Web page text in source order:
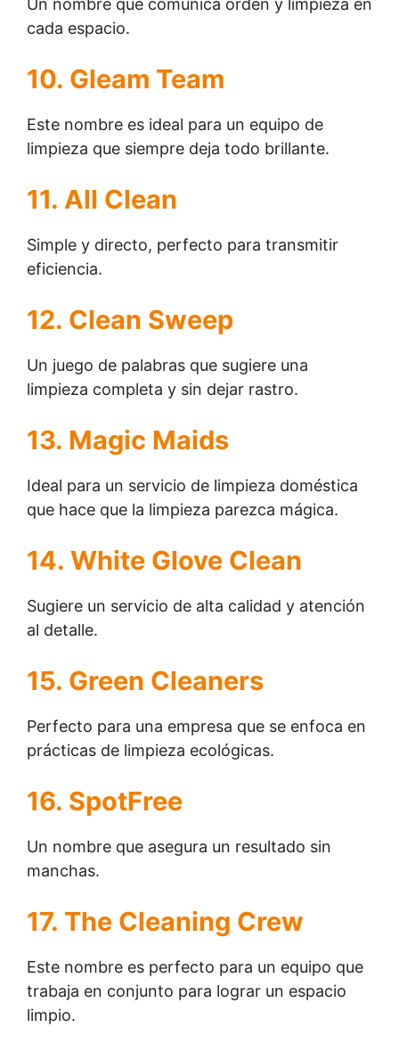
Un nombre que comunica orden y limpieza en
cada espacio.
10. Gleam Team
Este nombre es ideal para un equipo de
limpieza que siempre deja todo brillante.
11. All Clean
Simple y directo, perfecto para transmitir
eficiencia.
12. Clean Sweep
Un juego de palabras que sugiere una
limpieza completa y sin dejar rastro.
13. Magic Maids
Ideal para un servicio de limpieza doméstica
que hace que la limpieza parezca mágica.
14. White Glove Clean
Sugiere un servicio de alta calidad y atención
al detalle.
15. Green Cleaners
Perfecto para una empresa que se enfoca en
prácticas de limpieza ecológicas.
16. SpotFree
Un nombre que asegura un resultado sin
manchas.
17. The Cleaning Crew
Este nombre es perfecto para un equipo que
trabaja en conjunto para lograr un espacio
limpio.